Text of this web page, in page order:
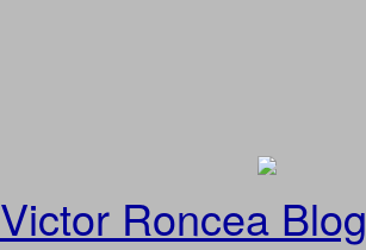
Victor Roncea Blog